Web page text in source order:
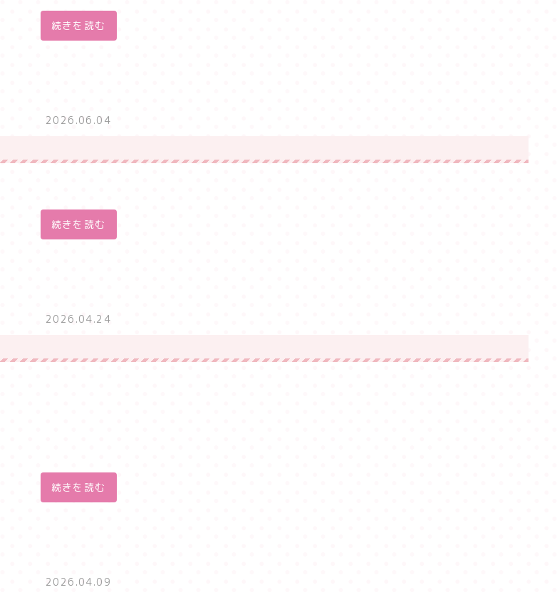
続きを読む
2026.06.04
続きを読む
2026.04.24
続きを読む
2026.04.09